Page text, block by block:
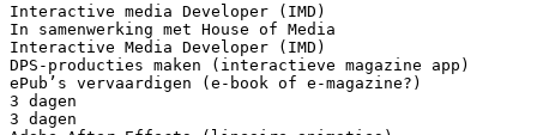
Interactive media Developer (IMD)
In samenwerking met House of Media
Interactive Media Developer (IMD)
DPS-producties maken (interactieve magazine app)
ePub’s vervaardigen (e-book of e-magazine?)
3 dagen
3 dagen